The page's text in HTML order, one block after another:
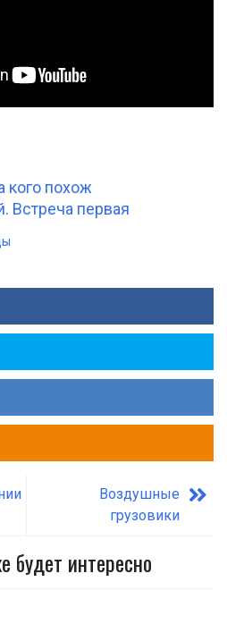
кого похож
Встреча первая
Воздушные
грузовики
будет интересно